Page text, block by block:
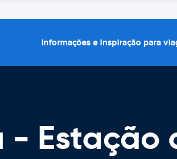
Informações e inspiração para
- Estação